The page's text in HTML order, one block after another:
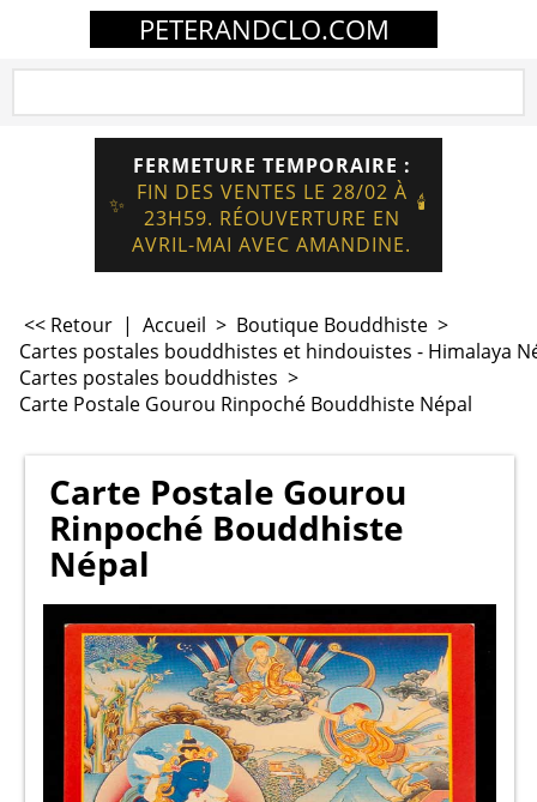
PETERANDCLO.COM
✨
FERMETURE TEMPORAIRE :
FIN DES VENTES LE 28/02 À
23H59. RÉOUVERTURE EN
AVRIL-MAI AVEC AMANDINE.
🕯️
<< Retour | Accueil > Boutique Bouddhiste >
Cartes postales bouddhistes et hindouistes - Himalaya
Cartes postales bouddhistes >
Carte Postale Gourou Rinpoché Bouddhiste Népal
Carte Postale Gourou
Rinpoché Bouddhiste
Népal